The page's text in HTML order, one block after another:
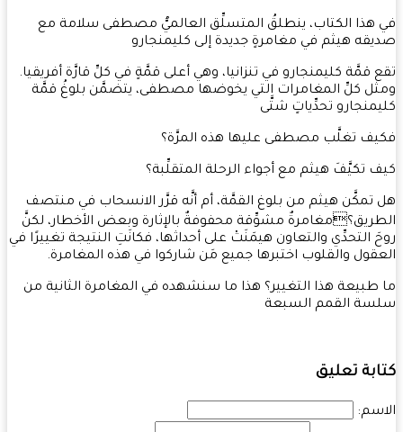
هذا الكتاب، ينطلقُ المتسلِّق العالميُّ مصطفى سلامة مع
هيثم في مغامرةٍ جديدة إلى كليمنجارو
قمَّة كليمنجارو في تنزانيا، وهي أعلى قمَّةٍ في كلِّ قارَّة أفريقيا.
كلِّ المغامرات التي يخوضها مصطفى، يتضمَّن بلوغُ قمَّة
تحدِّياتٍ شتَّى
تغلَّب مصطفى عليها هذه المرَّة؟
تكيَّفَ هيثم مع أجواء الرحلة المتقلِّبة؟
تمكَّن هيثم من بلوغ القمَّة، أم أنَّه قرَّر الانسحاب في منتصف
مشوِّقة محفوفةٌ بالإثارة وبعض الأخطار، لكنَّ
التحدِّي والتعاون هيمَنَتْ على أحداثها، فكانَتِ النتيجة تغييرًا في
والقلوب اختبرها جميع مَن شاركوا في هذه المغامرة.
هذا التغيير؟ هذا ما سنشهده في المغامرة الثانية من
القمم السبعة
تعليق